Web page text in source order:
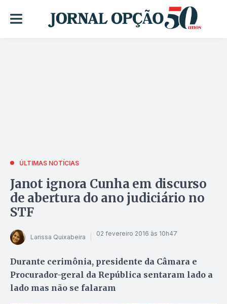
ÚLTIMAS NOTÍCIAS
Janot ignora Cunha em discurso
de abertura do ano judiciário no
STF
Larissa Quixabeira 02 fevereiro 2016 às 10h47
Durante cerimônia, presidente da Câmara e
Procurador-geral da República sentaram lado a
lado mas não se falaram